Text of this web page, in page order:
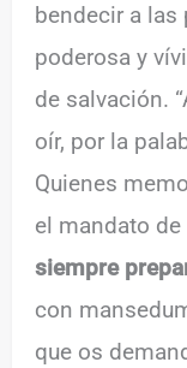
bendecir a las
poderosa y
de salvación.
oír, por la
Quienes
el mandato de
siempre
con
que os